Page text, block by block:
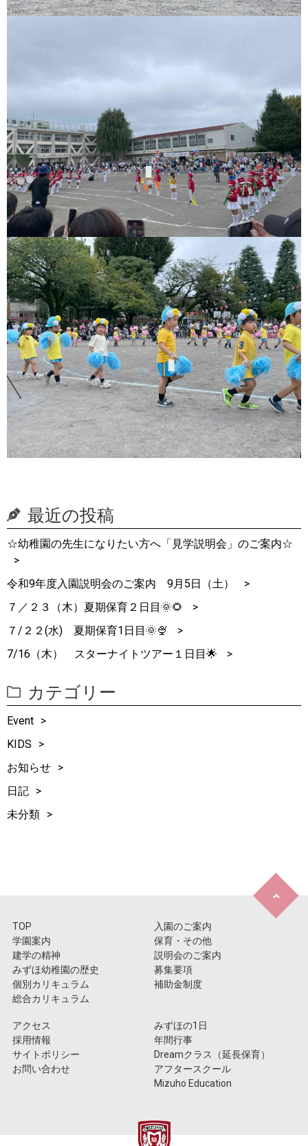
最近の投稿
☆幼稚園の先生になりたい方へ「見学説明会」のご案内☆
令和9年度入園説明会のご案内 9月5日（土）
７／２３（木）夏期保育２日目🌞🌻
７/２２(水) 夏期保育1日目🌞🍨
7/16（木） スターナイトツアー１日目🌟
カテゴリー
Event
KIDS
お知らせ
日記
未分類
TOP
学園案内
建学の精神
みずほ幼稚園の歴史
個別カリキュラム
総合カリキュラム
入園のご案内
保育・その他
説明会のご案内
募集要項
補助金制度
アクセス
採用情報
サイトポリシー
お問い合わせ
みずほの1日
年間行事
Dreamクラス（延長保育）
アフタースクール
Mizuho Education